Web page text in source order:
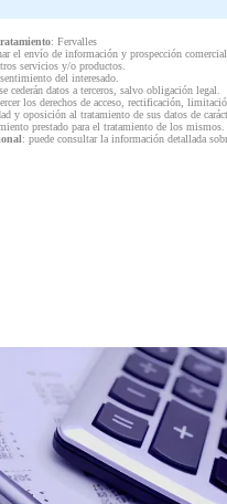
: Fervalles
el envío de información y prospección comercial,
servicios y/o productos.
del interesado.
cederán datos a terceros, salvo obligación legal.
los derechos de acceso, rectificación,
y oposición al tratamiento de sus datos de
prestado para el tratamiento de los mismos.
: puede consultar la información detallada